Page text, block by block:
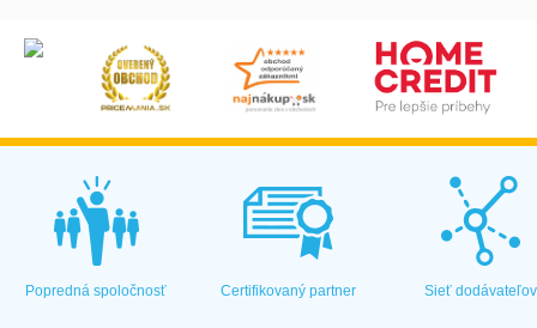
Popredná spoločnosť Certifikovaný partner Sieť dodávateľov